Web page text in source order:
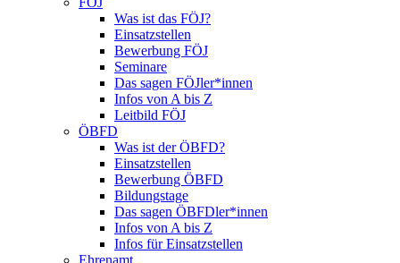
Was ist das FÖJ?
Einsatzstellen
Bewerbung FÖJ
Seminare
Das sagen FÖJler*innen
Infos von A bis Z
Leitbild FÖJ
ÖBFD
Was ist der ÖBFD?
Einsatzstellen
Bewerbung ÖBFD
Bildungstage
Das sagen ÖBFDler*innen
Infos von A bis Z
Infos für Einsatzstellen
Ehrenamt